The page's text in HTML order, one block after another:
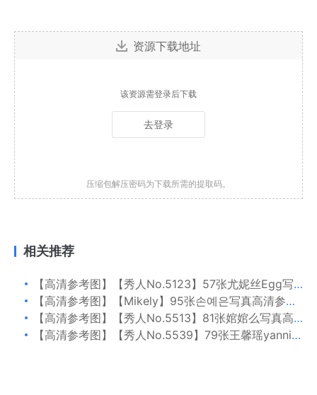
资源下载地址
该资源需登录后下载
去登录
压缩包解压密码为下载所需的提取码。
相关推荐
【高清参考图】【秀人No.5123】57张尤妮丝Egg写真高清参考图片
【高清参考图】【Mikely】95张손예은写真高清参考图片
【高清参考图】【秀人No.5513】81张婠婠么写真高清参考图片
【高清参考图】【秀人No.5539】79张王馨瑶yanni写真高清参考图片